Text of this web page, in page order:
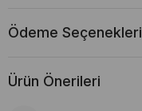
Ödeme Seçenekleri
Ürün Önerileri